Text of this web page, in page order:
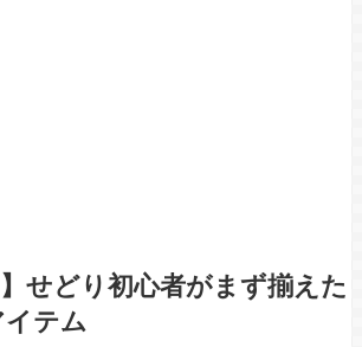
】せどり初心者がまず揃えた
テム